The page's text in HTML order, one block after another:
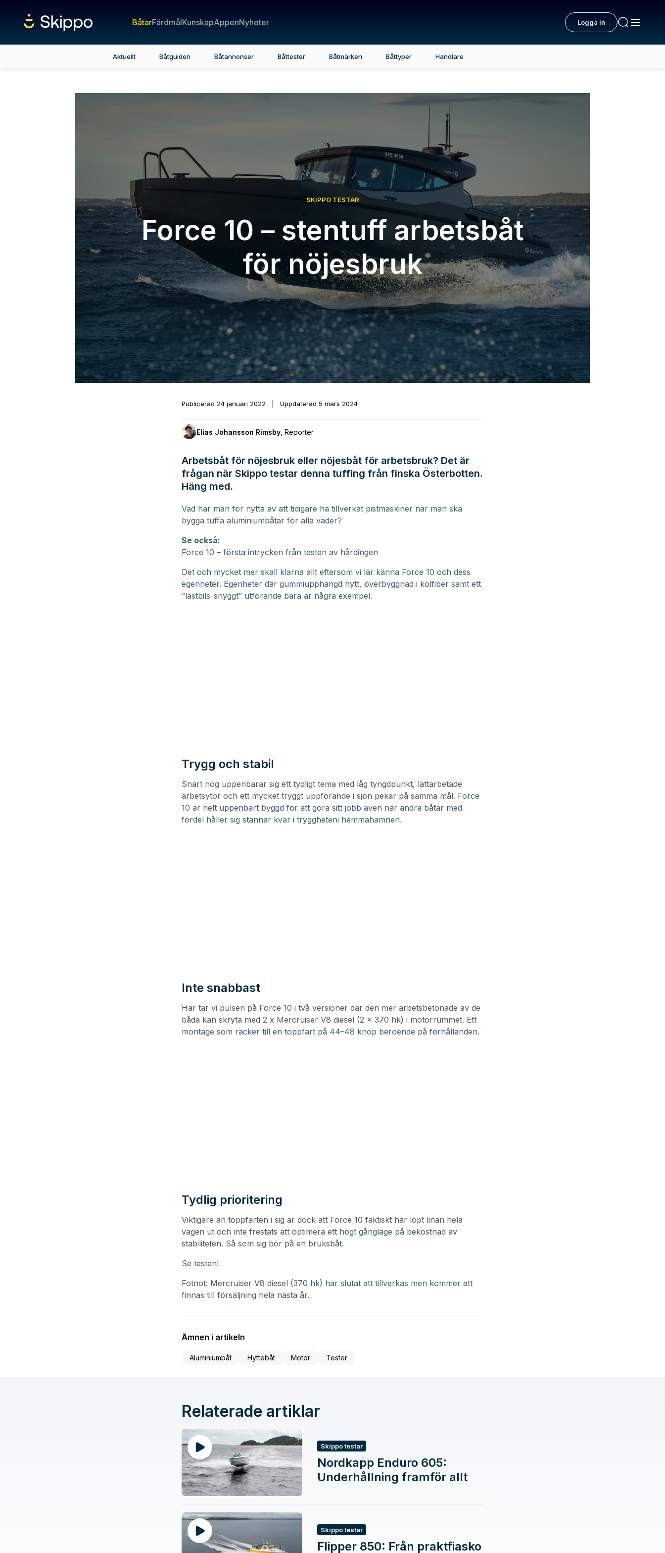
BåtarFärdmålKunskapAppenNyheter Logga in
Aktuellt Båtguiden Båtannonser Båttester Båtmärken Båttyper Handlare
SKIPPO TESTAR
Force 10 – stentuff arbetsbåt
för nöjesbruk
Publicerad 24 januari 2022 Uppdaterad 5 mars 2024
Elias Johansson Rimsby Reporter
Arbetsbåt för nöjesbruk eller nöjesbåt för arbetsbruk? Det är
frågan när Skippo testar denna tuffing från finska Österbotten.
Häng med.
Vad har man för nytta av att tidigare ha tillverkat pistmaskiner när man ska
bygga tuffa aluminiumbåtar för alla väder?
Se också:
Force 10 – första intrycken från testen av hårdingen
Det och mycket mer skall klarna allt eftersom vi lär känna Force 10 och dess
egenheter. Egenheter där gummiupphängd hytt, överbyggnad i kolfiber samt ett
”lastbils-snyggt” utförande bara är några exempel.
Trygg och stabil
Snart nog uppenbarar sig ett tydligt tema med låg tyngdpunkt, lättarbetade
arbetsytor och ett mycket tryggt uppförande i sjön pekar på samma mål. Force
10 är helt uppenbart byggd för att göra sitt jobb även när andra båtar med
fördel håller sig stannar kvar i tryggheteni hemmahamnen.
Inte snabbast
Här tar vi pulsen på Force 10 i två versioner där den mer arbetsbetonade av de
båda kan skryta med 2 x Mercruiser V8 diesel (2 x 370 hk) i motorrummet. Ett
montage som räcker till en toppfart på 44–48 knop beroende på förhållanden.
Tydlig prioritering
Viktigare än toppfarten i sig är dock att Force 10 faktiskt har löpt linan hela
vägen ut och inte frestats att optimera ett högt gångläge på bekostnad av
stabiliteten. Så som sig bör på en bruksbåt.
Se testen!
Fotnot: Mercruiser V8 diesel (370 hk) har slutat att tillverkas men kommer att
finnas till försäljning hela nästa år.
Ämnen i artikeln
Aluminiumbåt Hyttebåt Motor Tester
Relaterade artiklar
Skippo testar
Nordkapp Enduro 605:
Underhållning framför allt
Skippo testar
Flipper 850: Från praktfiasko